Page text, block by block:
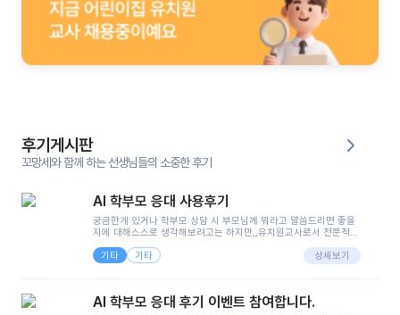
후기게시판
꼬망세와 함께 하는 선생님들의 소중한 후기
AI 학부모 응대 사용후기
궁금한게 있거나 학부모 상담 시 부모님께 뭐라고 말씀드리면 좋을
지에 대해스스로 생각해보려고는 하지만,,유치원교사로서 전문적인
려니 어려울때가...^^(저만 그런거 아니죠 ㅜㅜ)꼬망봇의 장점은 지
피티나 제미나이는 몇세이고 여자인지 남자인지 등그래도 좀 기본
정보를 제공하면서 물어봐야할 때가 있어그때마다 정보를 입력하는
으셔서 고민이 됐는데ai 학부모 응대를 써볼 수 있어서 좋았어요!앞
기타 기타 상세보기
AI 학부모 응대 후기 이벤트 참여합니다.